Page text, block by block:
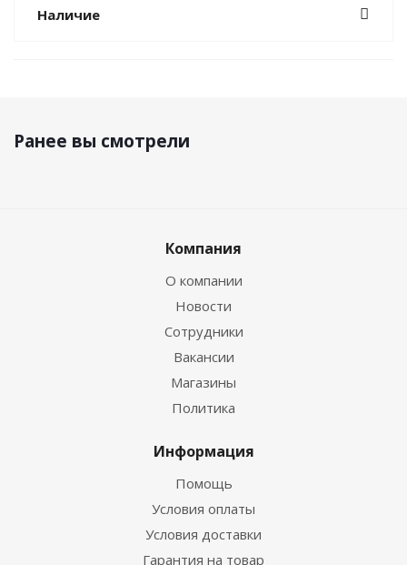
Наличие
Ранее вы смотрели
Компания
О компании
Новости
Сотрудники
Вакансии
Магазины
Политика
Информация
Помощь
Условия оплаты
Условия доставки
Гарантия на товар